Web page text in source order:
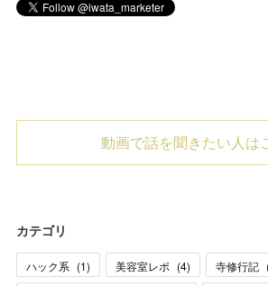
動画で話を聞きたい人は
カテゴリ
ハック系 (1) 美容室レポ (4) 寺修行記